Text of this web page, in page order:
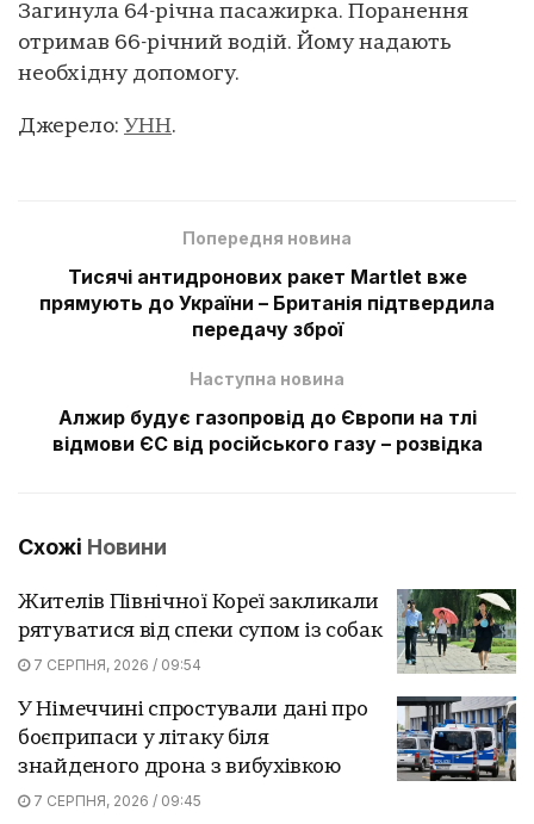
Загинула 64-річна пасажирка. Поранення
отримав 66-річний водій. Йому надають
необхідну допомогу.
Джерело: УНН.
Попередня новина
Тисячі антидронових ракет Martlet вже
прямують до України – Британія підтвердила
передачу зброї
Наступна новина
Алжир будує газопровід до Європи на тлі
відмови ЄС від російського газу – розвідка
Схожі Новини
Жителів Північної Кореї закликали
рятуватися від спеки супом із собак
7 СЕРПНЯ, 2026 / 09:54
У Німеччині спростували дані про
боєприпаси у літаку біля
знайденого дрона з вибухівкою
7 СЕРПНЯ, 2026 / 09:45